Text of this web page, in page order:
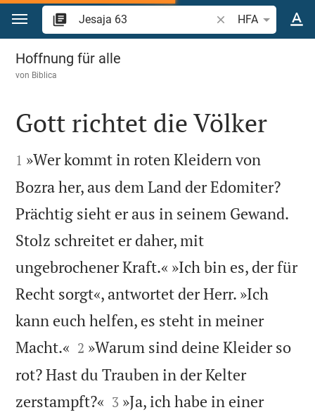
Zum Inhalt springen
Bibelstelle oder
HFA
Jesaja 63
Hoffnung für alle
von Biblica

Gott richtet die Völker

1 »Wer kommt in roten Kleidern von
Bozra her, aus dem Land der Edomiter?
Prächtig sieht er aus in seinem Gewand.
Stolz schreitet er daher, mit
ungebrochener Kraft.« »Ich bin es, der für
Recht sorgt«, antwortet der Herr. »Ich
kann euch helfen, es steht in meiner
Macht.« 

2 »Warum sind deine Kleider so
rot? Hast du Trauben in der Kelter
zerstampft?« 

3 »Ja, ich habe in einer